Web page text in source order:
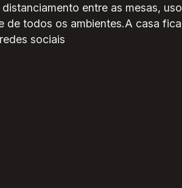
entre as mesas, uso
de todos os ambientes.A casa fica
sociais